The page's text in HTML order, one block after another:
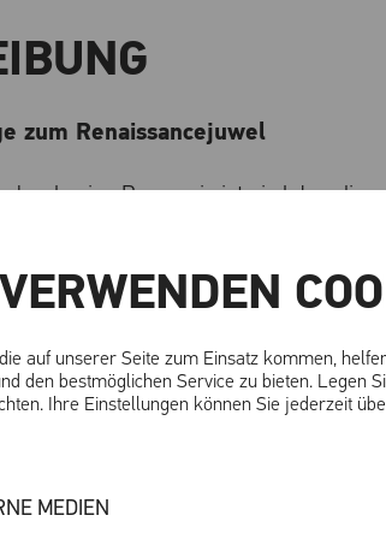
auf unserer Seite zum Einsatz kommen,
den bestmöglichen Service zu bieten. Legen
Ihre Einstellungen können Sie jederzeit
MEDIEN
zum Renaissancejuwel
als eine Burg – sie ist ein
Wehranlage errichtet,
Schloss umgestaltet. Ihre
Architektur machen sie
Kulturvermittlungsteam
sich die Burg im Laufe der
die gesellschaftlichen und
lassen sich noch heute